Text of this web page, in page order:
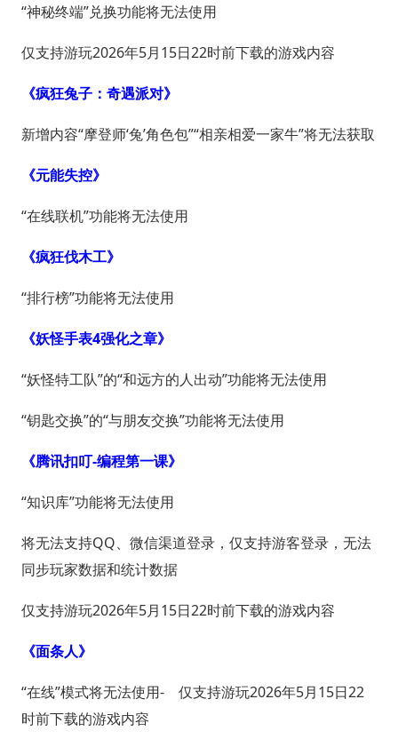
“神秘终端”兑换功能将无法使用
仅支持游玩2026年5月15日22时前下载的游戏内容
《疯狂兔子：奇遇派对》
新增内容“摩登师‘兔’角色包”“相亲相爱一家牛”将无法获取
《元能失控》
“在线联机”功能将无法使用
《疯狂伐木工》
“排行榜”功能将无法使用
《妖怪手表4强化之章》
“妖怪特工队”的“和远方的人出动”功能将无法使用
“钥匙交换”的“与朋友交换”功能将无法使用
《腾讯扣叮-编程第一课》
“知识库”功能将无法使用
将无法支持QQ、微信渠道登录，仅支持游客登录，无法
同步玩家数据和统计数据
仅支持游玩2026年5月15日22时前下载的游戏内容
《面条人》
“在线”模式将无法使用- 仅支持游玩2026年5月15日22
时前下载的游戏内容